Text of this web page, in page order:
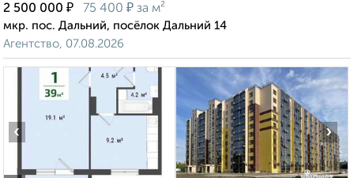
2 500 000 ₽ 75 400 ₽ за м²
мкр. пос. Дальний, посёлок Дальний 14
Агентство, 07.08.2026
‹ ›